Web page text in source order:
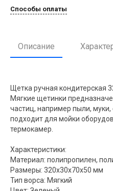
Способы оплаты
Описание
Щетка ручная кондитерская
Мягкие щетинки
частиц, например пыли,
подходит для мойки
термокамер.
Характеристики:
Материал: полипропилен,
Размеры: 320x30х70х50 мм
Тип ворса: Мягкий